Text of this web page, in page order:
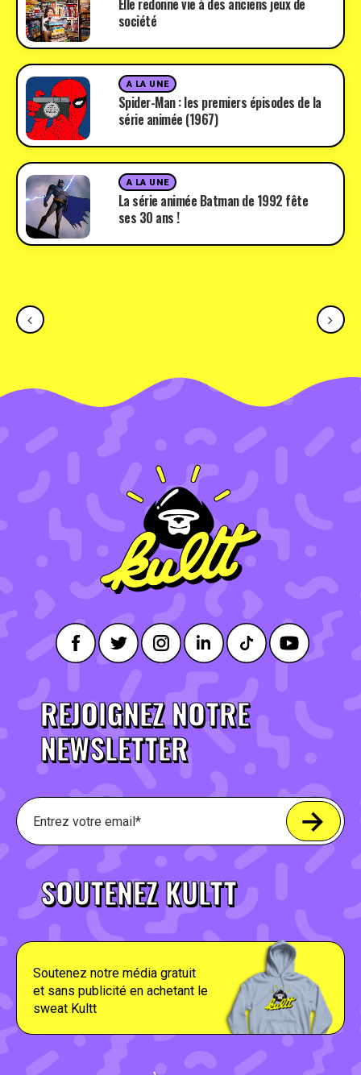
Elle redonne vie à des anciens jeux de
société
A LA UNE
Spider-Man : les premiers épisodes de la
série animée (1967)
A LA UNE
La série animée Batman de 1992 fête
ses 30 ans !
REJOIGNEZ NOTRE
NEWSLETTER
SOUTENEZ KULTT
Soutenez notre média gratuit
et sans publicité en achetant le
sweat Kultt